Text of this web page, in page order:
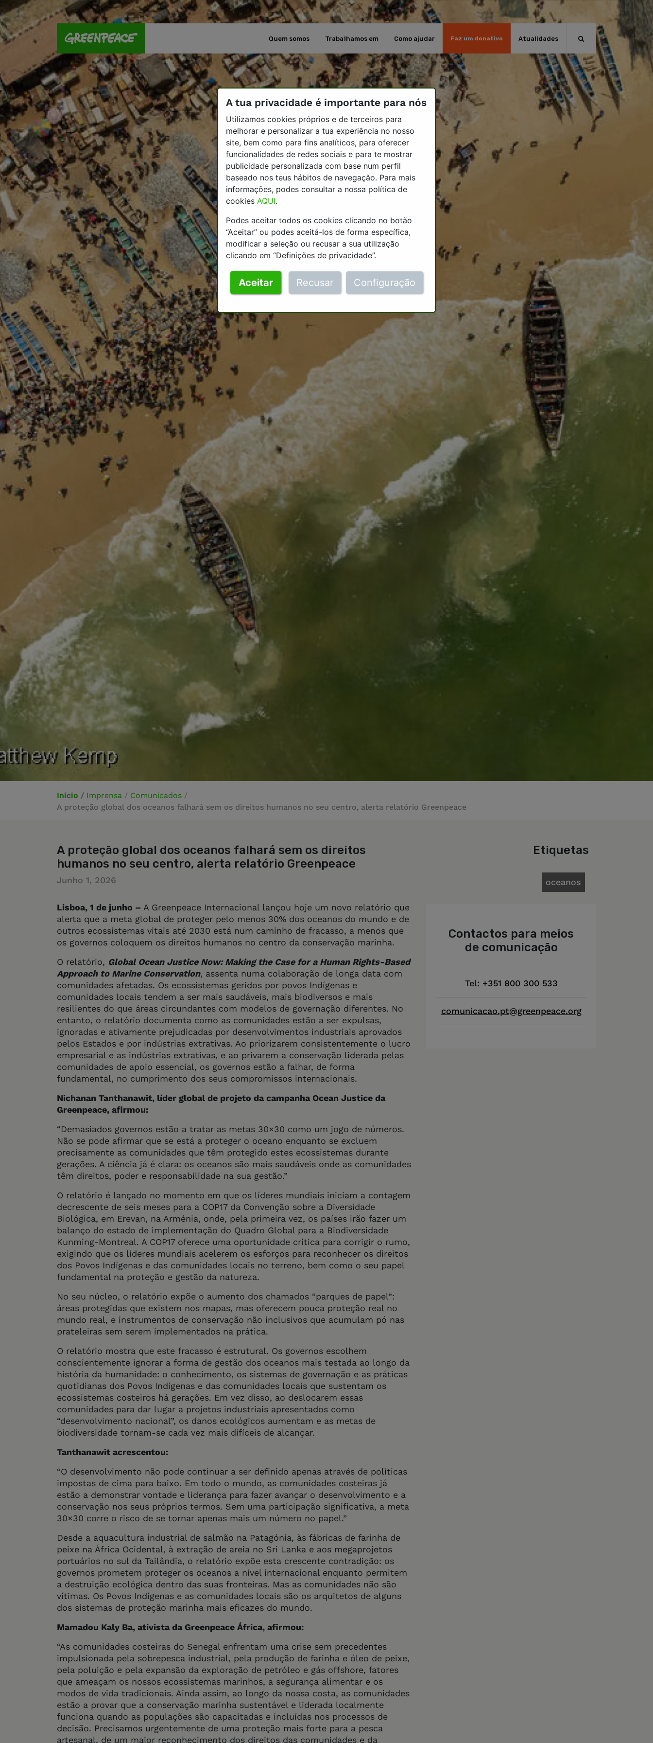
Quem somos Trabalhamos em Como ajudar Faz um donativo Atualidades
Inicio / Imprensa / Comunicados /
A proteção global dos oceanos falhará sem os direitos humanos no seu centro, alerta relatório Greenpeace
A proteção global dos oceanos falhará sem os direitos
humanos no seu centro, alerta relatório Greenpeace
Junho 1, 2026
Lisboa, 1 de junho – A Greenpeace Internacional lançou hoje um novo relatório que
alerta que a meta global de proteger pelo menos 30% dos oceanos do mundo e de
outros ecossistemas vitais até 2030 está num caminho de fracasso, a menos que
os governos coloquem os direitos humanos no centro da conservação marinha.
O relatório, Global Ocean Justice Now: Making the Case for a Human Rights-Based
Approach to Marine Conservation, assenta numa colaboração de longa data com
comunidades afetadas. Os ecossistemas geridos por povos Indígenas e
comunidades locais tendem a ser mais saudáveis, mais biodiversos e mais
resilientes do que áreas circundantes com modelos de governação diferentes. No
entanto, o relatório documenta como as comunidades estão a ser expulsas,
ignoradas e ativamente prejudicadas por desenvolvimentos industriais aprovados
pelos Estados e por indústrias extrativas. Ao priorizarem consistentemente o lucro
empresarial e as indústrias extrativas, e ao privarem a conservação liderada pelas
comunidades de apoio essencial, os governos estão a falhar, de forma
fundamental, no cumprimento dos seus compromissos internacionais.
Nichanan Tanthanawit, líder global de projeto da campanha Ocean Justice da
Greenpeace, afirmou:
“Demasiados governos estão a tratar as metas 30×30 como um jogo de números.
Não se pode afirmar que se está a proteger o oceano enquanto se excluem
precisamente as comunidades que têm protegido estes ecossistemas durante
gerações. A ciência já é clara: os oceanos são mais saudáveis onde as comunidades
têm direitos, poder e responsabilidade na sua gestão.”
O relatório é lançado no momento em que os líderes mundiais iniciam a contagem
decrescente de seis meses para a COP17 da Convenção sobre a Diversidade
Biológica, em Erevan, na Arménia, onde, pela primeira vez, os países irão fazer um
balanço do estado de implementação do Quadro Global para a Biodiversidade
Kunming-Montreal. A COP17 oferece uma oportunidade crítica para corrigir o rumo,
exigindo que os líderes mundiais acelerem os esforços para reconhecer os direitos
dos Povos Indígenas e das comunidades locais no terreno, bem como o seu papel
fundamental na proteção e gestão da natureza.
No seu núcleo, o relatório expõe o aumento dos chamados “parques de papel”:
áreas protegidas que existem nos mapas, mas oferecem pouca proteção real no
mundo real, e instrumentos de conservação não inclusivos que acumulam pó nas
prateleiras sem serem implementados na prática.
O relatório mostra que este fracasso é estrutural. Os governos escolhem
conscientemente ignorar a forma de gestão dos oceanos mais testada ao longo da
história da humanidade: o conhecimento, os sistemas de governação e as práticas
quotidianas dos Povos Indígenas e das comunidades locais que sustentam os
ecossistemas costeiros há gerações. Em vez disso, ao deslocarem essas
comunidades para dar lugar a projetos industriais apresentados como
“desenvolvimento nacional”, os danos ecológicos aumentam e as metas de
biodiversidade tornam-se cada vez mais difíceis de alcançar.
Tanthanawit acrescentou:
“O desenvolvimento não pode continuar a ser definido apenas através de políticas
impostas de cima para baixo. Em todo o mundo, as comunidades costeiras já
estão a demonstrar vontade e liderança para fazer avançar o desenvolvimento e a
conservação nos seus próprios termos. Sem uma participação significativa, a meta
30×30 corre o risco de se tornar apenas mais um número no papel.”
Desde a aquacultura industrial de salmão na Patagónia, às fábricas de farinha de
peixe na África Ocidental, à extração de areia no Sri Lanka e aos megaprojetos
portuários no sul da Tailândia, o relatório expõe esta crescente contradição: os
governos prometem proteger os oceanos a nível internacional enquanto permitem
a destruição ecológica dentro das suas fronteiras. Mas as comunidades não são
vítimas. Os Povos Indígenas e as comunidades locais são os arquitetos de alguns
dos sistemas de proteção marinha mais eficazes do mundo.
Mamadou Kaly Ba, ativista da Greenpeace África, afirmou:
“As comunidades costeiras do Senegal enfrentam uma crise sem precedentes
impulsionada pela sobrepesca industrial, pela produção de farinha e óleo de peixe,
pela poluição e pela expansão da exploração de petróleo e gás offshore, fatores
que ameaçam os nossos ecossistemas marinhos, a segurança alimentar e os
modos de vida tradicionais. Ainda assim, ao longo da nossa costa, as comunidades
estão a provar que a conservação marinha sustentável e liderada localmente
funciona quando as populações são capacitadas e incluídas nos processos de
decisão. Precisamos urgentemente de uma proteção mais forte para a pesca
artesanal, de um maior reconhecimento dos direitos das comunidades e da
Etiquetas
oceanos
Contactos para meios
de comunicação
Tel: +351 800 300 533
comunicacao.pt@greenpeace.org
A tua privacidade é importante para nós
Utilizamos cookies próprios e de terceiros para
melhorar e personalizar a tua experiência no nosso
site, bem como para fins analíticos, para oferecer
funcionalidades de redes sociais e para te mostrar
publicidade personalizada com base num perfil
baseado nos teus hábitos de navegação. Para mais
informações, podes consultar a nossa política de
cookies AQUI.
Podes aceitar todos os cookies clicando no botão
“Aceitar” ou podes aceitá-los de forma específica,
modificar a seleção ou recusar a sua utilização
clicando em “Definições de privacidade”.
Aceitar Recusar Configuração